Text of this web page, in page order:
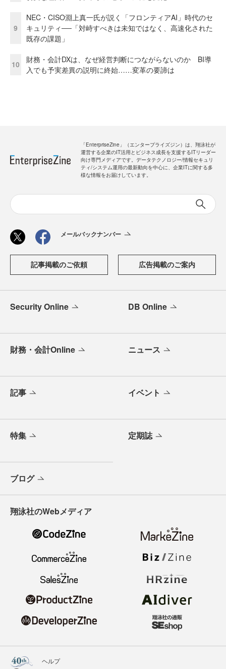
9
NEC・CISO淵上真一氏が説く「フロンティアAI」時代のセ
キュリティ──「対峙すべきは未知ではなく、高速化された
既存の課題」
10
財務・会計DXは、なぜ経営判断につながらないのか BI導
入でも予実差異の説明に終始……変革の要諦は
「EnterpriseZine」（エンタープライズジン）は、翔泳社が
運営する企業のIT活用とビジネス成長を支援するITリーダー
向け専門メディアです。データテクノロジー/情報セキュリ
ティ/システム運用の最新動向を中心に、企業ITに関する多
様な情報をお届けしています。
メールバックナンバー
記事掲載のご依頼 広告掲載のご案内
Security Online DB Online
財務・会計Online ニュース
記事 イベント
特集 定期誌
ブログ
翔泳社のWebメディア
ヘルプ